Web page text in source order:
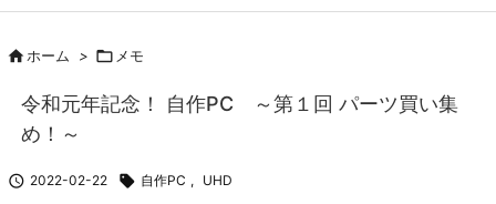
 ホーム >  メモ
令和元年記念！ 自作PC ～第１回 パーツ買い集
め！～
 2022-02-22  自作PC , UHD